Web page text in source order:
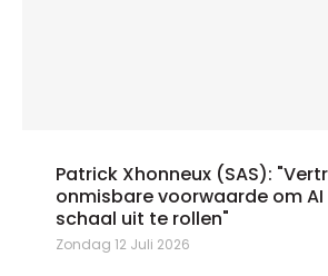
Patrick Xhonneux (SAS):
onmisbare voorwaarde om
schaal uit te rollen"
Zondag 12 Juli 2026